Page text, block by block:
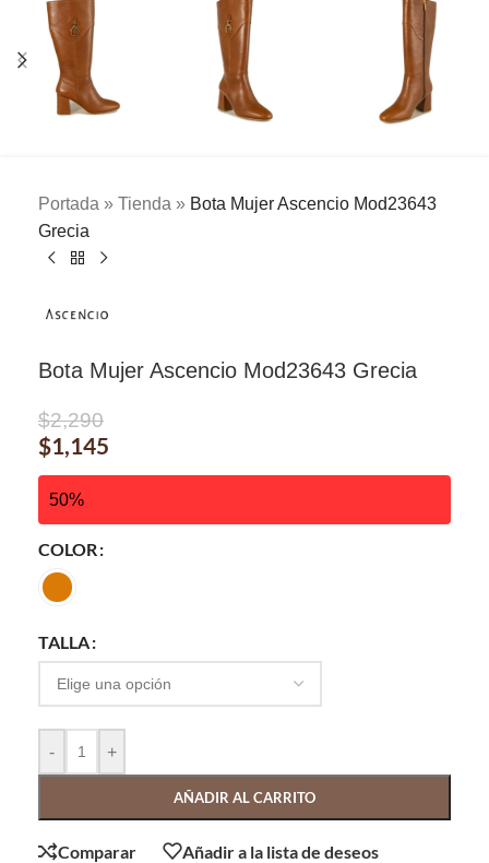
Portada » Tienda » Bota Mujer Ascencio Mod23643
Grecia
Bota Mujer Ascencio Mod23643 Grecia
$2,290
$1,145
50%
COLOR
TALLA
- +
AÑADIR AL CARRITO
Comparar
Añadir a la lista de deseos